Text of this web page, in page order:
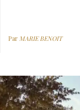
Par MARIE BENOIT